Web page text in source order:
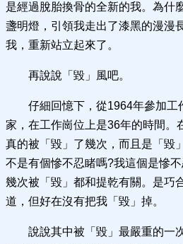
是經過脫胎換骨的全新的我。為什
盞明燈，引領我走出了漆黑的漫漫
我，重新站立起來了。
再說說「毀」風吧。
仔細回憶下，從1964年參加工
家，在工作崗位上是36年的時間。
真的被「毀」了幾次，而且是「毀
不是有個慘不忍睹嗎?我這個是慘
幾次被「毀」都和提乾有關。是巧
道，但好在沒有把我「毀」掉。
說說其中被「毀」最嚴重的一